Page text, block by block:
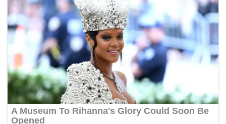
letaknya.
Tidak perlu salahkan ibu bapa, masyarakat, guru,
mahupun pemimpin.
Ia sebenarnya berpunca daripada individu itu sendiri.-
MYNEWSHUB.Cc
https://www.youtube.com/watch?v=DdksOpNgSdA
Tags: masalah moral Melayu remaja